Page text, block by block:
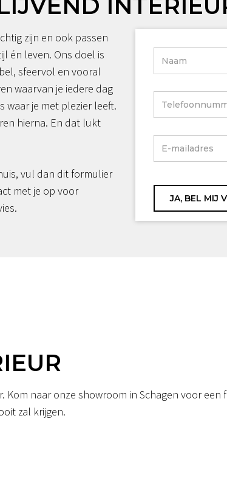
zijn en ook passen
én leven. Ons doel is
sfeervol en vooral
waarvan je iedere dag
waar je met plezier leeft.
hierna. En dat lukt
vul dan dit formulier
met je op voor
Kom naar onze showroom in Schagen voor
zal krijgen.